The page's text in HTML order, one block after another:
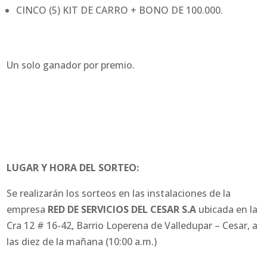
CINCO (5) KIT DE CARRO + BONO DE 100.000.
Un solo ganador por premio.
LUGAR Y HORA DEL SORTEO:
Se realizarán los sorteos en las instalaciones de la
empresa RED DE SERVICIOS DEL CESAR S.A ubicada en la
Cra 12 # 16-42, Barrio Loperena de Valledupar – Cesar, a
las diez de la mañana (10:00 a.m.)